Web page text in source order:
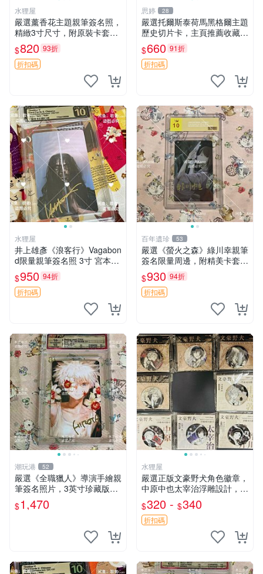
水狸屋
嚴選薰香花主題親筆簽名照，
精緻3寸尺寸，附原裝卡套。
收藏級品相，值得珍藏。 薰
香花 花卉 照片
$820 93折
折扣碼
思婷 28
嚴選托爾斯泰荷馬黑格爾主題
歷史切片卡，主頁推薦收藏更
多親拆好卡 歷史切片卡 托爾
斯泰 荷馬 黑格爾
$660 91折
折扣碼
水狸屋
井上雄彥《浪客行》Vagabon
d限量親筆簽名照 3寸 宮本武
藏周邊 含原裝卡磚 經典收藏
品
$950 94折
折扣碼
百年遺珍 53
嚴選《螢火之森》綠川幸親筆
簽名限量周邊，附精美卡套收
藏 螢火之森 親筆簽名 周邊收
藏
$930 94折
折扣碼
潮玩港 52
嚴選《全職獵人》導演手繪親
筆簽名照片，3英寸珍藏版周
邊 HUNTER×HUNTER 罕見
收藏 親筆簽名周邊 尤利
$1,470
水狸屋
嚴選正版文豪野犬角色徽章，
中原中也太宰治浮雕設計，5
8mm馬口鐵質吧唧徽章，有
原袋可對光確認。國谷正品保
障，適合收藏。 中原中也 浮
$320 - $340
折扣碼